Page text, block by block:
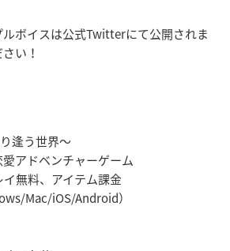
ボイスは公式Twitterにて公開されま
い！
逢う世界～
アドベンチャーゲーム
無料、アイテム課金
Mac/iOS/Android）